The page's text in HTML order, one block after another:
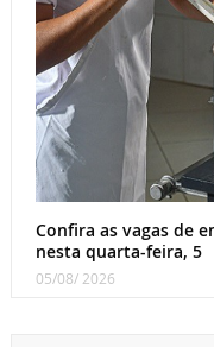
Confira as vagas de
nesta quarta-feira, 5
05/08/ 2026